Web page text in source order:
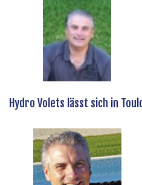
Hydro Volets lässt sich in